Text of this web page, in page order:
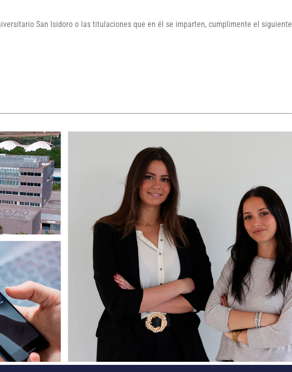
San Isidoro o las titulaciones que en él se imparten, cumplimente el siguiente